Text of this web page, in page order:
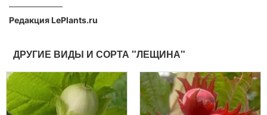
Редакция LePlants.ru
ДРУГИЕ ВИДЫ И СОРТА "ЛЕЩИНА"